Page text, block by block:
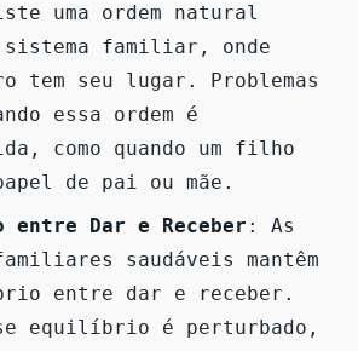
uma ordem natural
sistema familiar, onde
tem seu lugar. Problemas
essa ordem é
como quando um filho
de pai ou mãe.
Dar e Receber : As
saudáveis mantêm
entre dar e receber.
equilíbrio é perturbado,